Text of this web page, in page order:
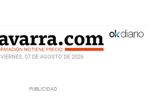
VIERNES, 07 DE AGOSTO DE 2026